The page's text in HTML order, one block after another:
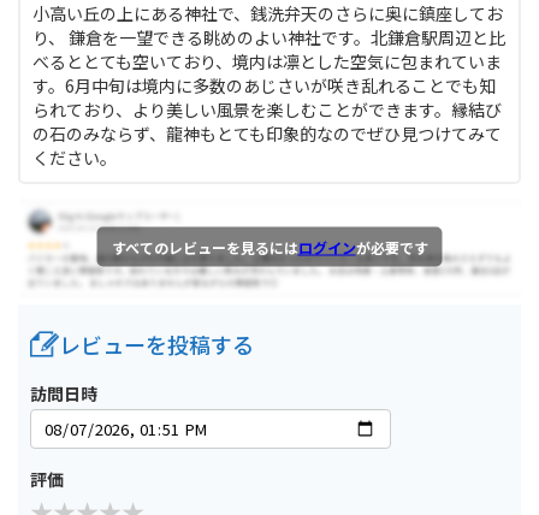
小高い丘の上にある神社で、銭洗弁天のさらに奥に鎮座してお
り、 鎌倉を一望できる眺めのよい神社です。北鎌倉駅周辺と比
べるととても空いており、境内は凛とした空気に包まれていま
す。6月中旬は境内に多数のあじさいが咲き乱れることでも知
られており、より美しい風景を楽しむことができます。縁結び
の石のみならず、龍神もとても印象的なのでぜひ見つけてみて
ください。
すべてのレビューを見るにはログインが必要です
レビューを投稿する
訪問日時
評価